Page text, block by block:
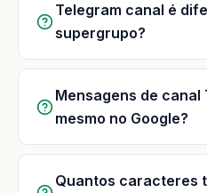
Telegram canal é
supergrupo?
Mensagens de
mesmo no Google?
Quantos caracteres